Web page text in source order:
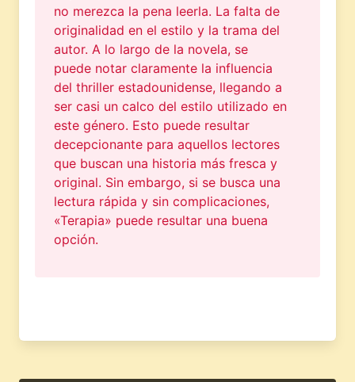
no merezca la pena leerla. La falta de
originalidad en el estilo y la trama del
autor. A lo largo de la novela, se
puede notar claramente la influencia
del thriller estadounidense, llegando a
ser casi un calco del estilo utilizado en
este género. Esto puede resultar
decepcionante para aquellos lectores
que buscan una historia más fresca y
original. Sin embargo, si se busca una
lectura rápida y sin complicaciones,
«Terapia» puede resultar una buena
opción.